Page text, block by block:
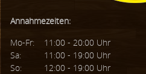
Annahmezeiten:
Mo-Fr:
11:00 - 20:00 Uhr
Sa:
11:00 - 19:00 Uhr
So:
12:00 - 19:00 Uhr